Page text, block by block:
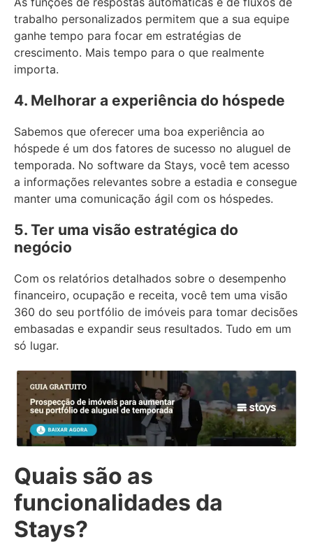
trabalho personalizados permitem que a sua equipe
ganhe tempo para focar em estratégias de
crescimento. Mais tempo para o que realmente
importa.
4. Melhorar a experiência do hóspede
Sabemos que oferecer uma boa experiência ao
hóspede é um dos fatores de sucesso no aluguel de
temporada. No software da Stays, você tem acesso
a informações relevantes sobre a estadia e consegue
manter uma comunicação ágil com os hóspedes.
5. Ter uma visão estratégica do
negócio
Com os relatórios detalhados sobre o desempenho
financeiro, ocupação e receita, você tem uma visão
360 do seu portfólio de imóveis para tomar decisões
embasadas e expandir seus resultados. Tudo em um
só lugar.
Quais são as
funcionalidades da
Stays?